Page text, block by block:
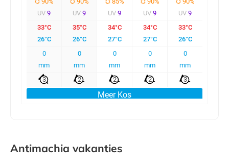
Antimachia vakanties